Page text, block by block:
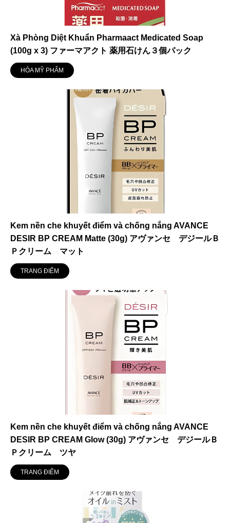
Xà Phòng Diệt Khuẩn Pharmaact Medicated Soap
(100g x 3) ファーマアクト 薬用石けん３個パック
HÓA MỸ PHẨM
Kem nền che khuyết điểm và chống nắng AVANCE
DESIR BP CREAM Matte (30g) アヴァンセ デジールＢ
Ｐクリーム マット
TRANG ĐIỂM
Kem nền che khuyết điểm và chống nắng AVANCE
DESIR BP CREAM Glow (30g) アヴァンセ デジールＢ
Ｐクリーム ツヤ
TRANG ĐIỂM